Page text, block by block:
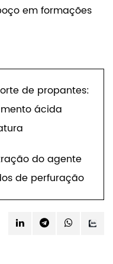
em formações
de propantes:
ácida
do agente
de perfuração